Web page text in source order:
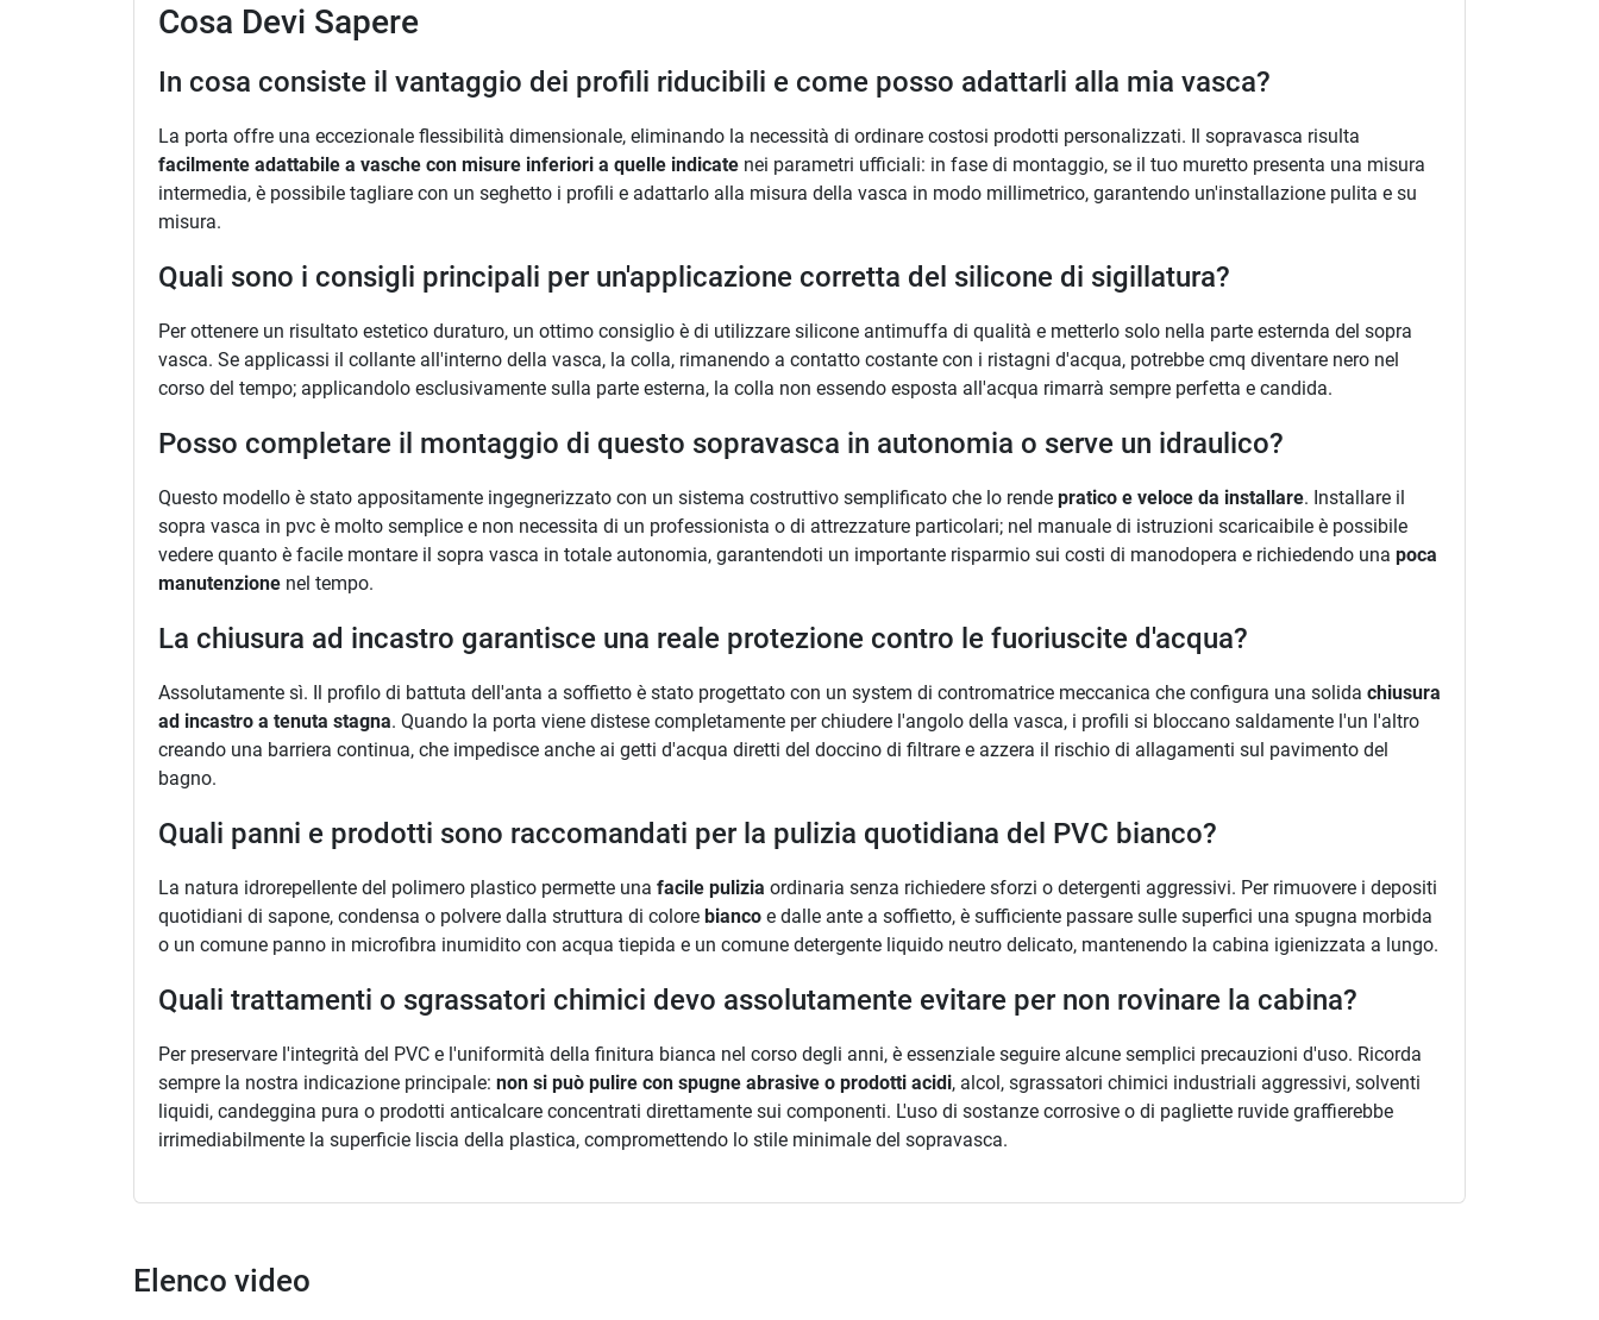
Cosa Devi Sapere
In cosa consiste il vantaggio dei profili riducibili e come posso adattarli alla mia vasca?
La porta offre una eccezionale flessibilità dimensionale, eliminando la necessità di ordinare costosi prodotti personalizzati. Il sopravasca risulta
facilmente adattabile a vasche con misure inferiori a quelle indicate nei parametri ufficiali: in fase di montaggio, se il tuo muretto presenta una misura
intermedia, è possibile tagliare con un seghetto i profili e adattarlo alla misura della vasca in modo millimetrico, garantendo un'installazione pulita e su
misura.
Quali sono i consigli principali per un'applicazione corretta del silicone di sigillatura?
Per ottenere un risultato estetico duraturo, un ottimo consiglio è di utilizzare silicone antimuffa di qualità e metterlo solo nella parte esternda del sopra
vasca. Se applicassi il collante all'interno della vasca, la colla, rimanendo a contatto costante con i ristagni d'acqua, potrebbe cmq diventare nero nel
corso del tempo; applicandolo esclusivamente sulla parte esterna, la colla non essendo esposta all'acqua rimarrà sempre perfetta e candida.
Posso completare il montaggio di questo sopravasca in autonomia o serve un idraulico?
Questo modello è stato appositamente ingegnerizzato con un sistema costruttivo semplificato che lo rende pratico e veloce da installare. Installare il
sopra vasca in pvc è molto semplice e non necessita di un professionista o di attrezzature particolari; nel manuale di istruzioni scaricaibile è possibile
vedere quanto è facile montare il sopra vasca in totale autonomia, garantendoti un importante risparmio sui costi di manodopera e richiedendo una poca
manutenzione nel tempo.
La chiusura ad incastro garantisce una reale protezione contro le fuoriuscite d'acqua?
Assolutamente sì. Il profilo di battuta dell'anta a soffietto è stato progettato con un system di contromatrice meccanica che configura una solida chiusura
ad incastro a tenuta stagna. Quando la porta viene distese completamente per chiudere l'angolo della vasca, i profili si bloccano saldamente l'un l'altro
creando una barriera continua, che impedisce anche ai getti d'acqua diretti del doccino di filtrare e azzera il rischio di allagamenti sul pavimento del
bagno.
Quali panni e prodotti sono raccomandati per la pulizia quotidiana del PVC bianco?
La natura idrorepellente del polimero plastico permette una facile pulizia ordinaria senza richiedere sforzi o detergenti aggressivi. Per rimuovere i depositi
quotidiani di sapone, condensa o polvere dalla struttura di colore bianco e dalle ante a soffietto, è sufficiente passare sulle superfici una spugna morbida
o un comune panno in microfibra inumidito con acqua tiepida e un comune detergente liquido neutro delicato, mantenendo la cabina igienizzata a lungo.
Quali trattamenti o sgrassatori chimici devo assolutamente evitare per non rovinare la cabina?
Per preservare l'integrità del PVC e l'uniformità della finitura bianca nel corso degli anni, è essenziale seguire alcune semplici precauzioni d'uso. Ricorda
sempre la nostra indicazione principale: non si può pulire con spugne abrasive o prodotti acidi, alcol, sgrassatori chimici industriali aggressivi, solventi
liquidi, candeggina pura o prodotti anticalcare concentrati direttamente sui componenti. L'uso di sostanze corrosive o di pagliette ruvide graffierebbe
irrimediabilmente la superficie liscia della plastica, compromettendo lo stile minimale del sopravasca.
Elenco video